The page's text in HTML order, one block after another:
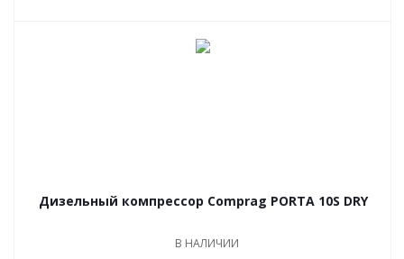
Дизельный компрессор Comprag PORTA 10S DRY
В НАЛИЧИИ